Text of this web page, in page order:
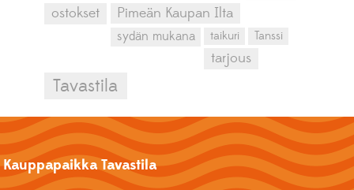
ostokset Pimeän Kaupan Ilta
sydän mukana taikuri Tanssi
tarjous
Tavastila
Kauppapaikka Tavastila